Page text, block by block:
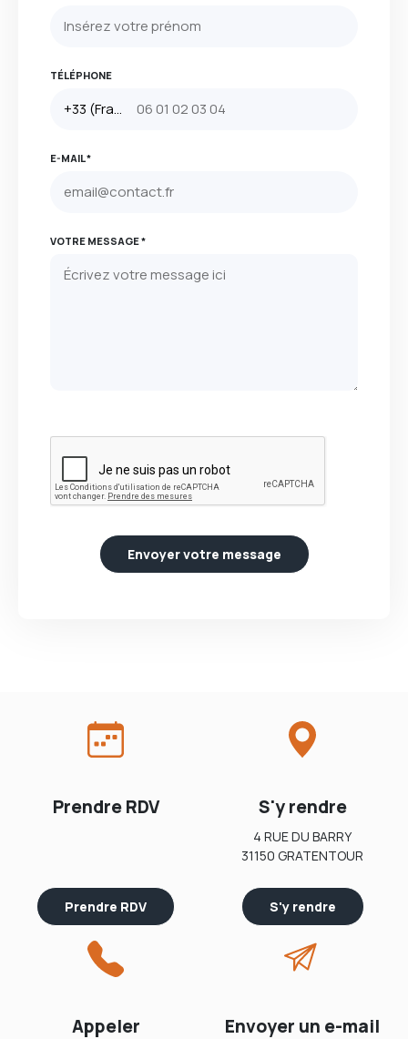
TÉLÉPHONE
E-MAIL *
VOTRE MESSAGE *
Envoyer votre message
Prendre RDV
Prendre RDV
S'y rendre
4 RUE DU BARRY
31150 GRATENTOUR
S'y rendre
Appeler Envoyer un e-mail